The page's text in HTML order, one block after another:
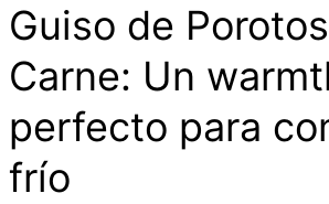
Guiso de
Carne: Un
perfecto para
frío